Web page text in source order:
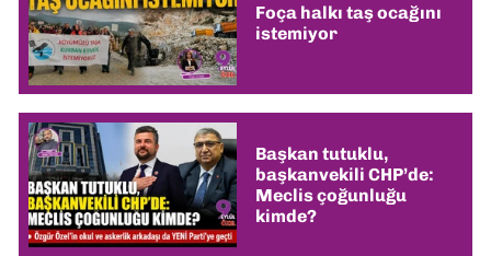
Foça halkı taş ocağını
istemiyor
Başkan tutuklu,
başkanvekili CHP’de:
Meclis çoğunluğu
kimde?